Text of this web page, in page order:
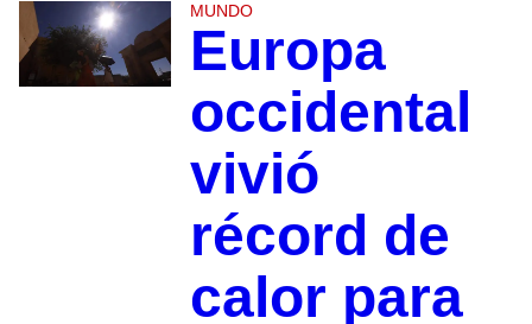
MUNDO
Europa
occidental
vivió
récord de
calor para